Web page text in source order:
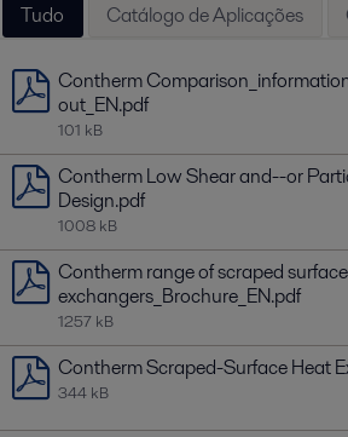
Tudo Catálogo de Aplicações
Contherm
out_EN.pdf
101 kB
Contherm Low Shear and--or
Design.pdf
1008 kB
Contherm range of scraped
exchangers_Brochure_EN.pdf
1257 kB
Contherm Scraped-Surface Heat
344 kB